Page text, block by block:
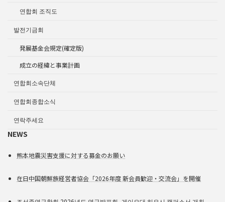
연합회 조직도
발전기금회
発展基金会規定(確定版)
成立の経緯と事業計画
연합회소속단체
연합회종합소식
연락주세요
NEWS
熊本地震災害支援に対する募金のお願い
在日中国朝鮮族経営者協会「2026年度 新会員歓迎・交流会」を開催